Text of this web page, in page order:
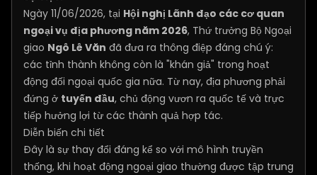
Ngày 11/06/2026, tại Hội nghị Lãnh đạo các cơ quan
ngoại vụ địa phương năm 2026, Thứ trưởng Bộ Ngoại
giao Ngô Lê Văn đã đưa ra thông điệp đáng chú ý:
các tỉnh thành không còn là "khán giả" trong hoạt
động đối ngoại quốc gia nữa. Từ nay, địa phương phải
đứng ở tuyến đầu, chủ động vươn ra quốc tế và trực
tiếp hưởng lợi từ các thành quả hợp tác.
Diễn biến chi tiết
Đây là sự thay đổi đáng kể so với mô hình truyền
thống, khi hoạt động ngoại giao thường được tập trung